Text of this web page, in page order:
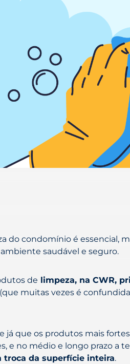
do condomínio é essencial,
saudável e seguro.
de limpeza, na CWR,
muitas vezes é
já que os produtos mais
e no médio e longo prazo a
troca da superfície inteira.